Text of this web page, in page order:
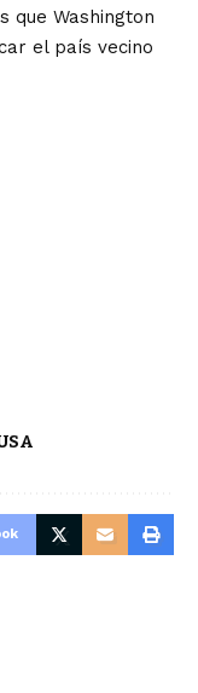
que Washington
el país vecino